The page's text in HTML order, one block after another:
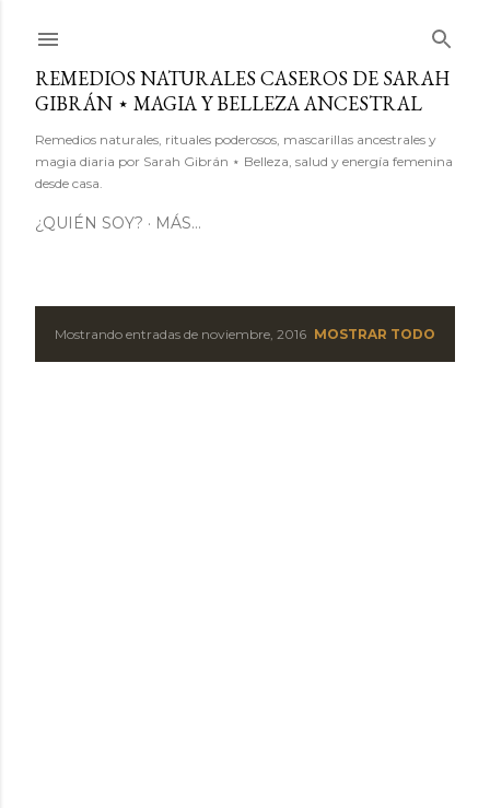
REMEDIOS NATURALES CASEROS DE SARAH
GIBRÁN ⋆ MAGIA Y BELLEZA ANCESTRAL
Remedios naturales, rituales poderosos, mascarillas ancestrales y
magia diaria por Sarah Gibrán ⋆ Belleza, salud y energía femenina
desde casa.
¿QUIÉN SOY? MÁS…
EMostrando entradas de noviembre, 2016 MOSTRAR TODO